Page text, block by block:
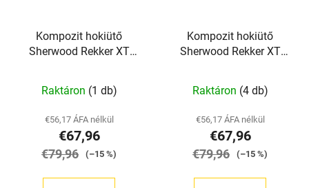
Kompozit hokiütő
Sherwood Rekker XT
Raktáron (1 db)
€56,17 ÁFA nélkül
€67,96
€79,96 (–15 %)
Kompozit hokiütő
Sherwood Rekker XT
Raktáron (4 db)
€56,17 ÁFA nélkül
€67,96
€79,96 (–15 %)